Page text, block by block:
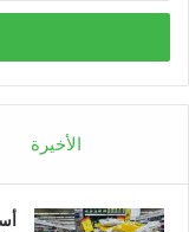
الإلكتروني
الأخيرة